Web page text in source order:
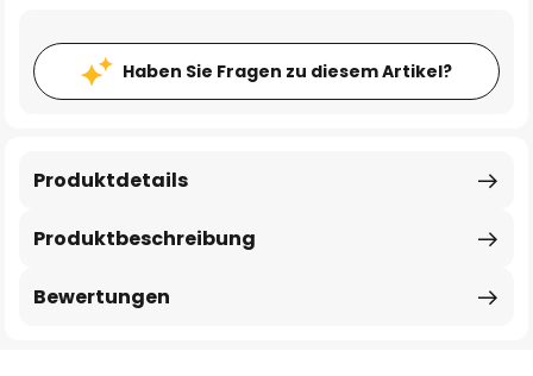
Haben Sie Fragen zu diesem Artikel?
Produktbeschreibung
Produktdetails
Bewertungen